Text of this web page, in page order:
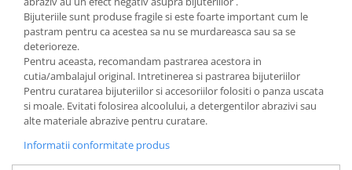
Bijuteriile sunt produse fragile si este foarte important cum le
pastram pentru ca acestea sa nu se murdareasca sau sa se
deterioreze.
Pentru aceasta, recomandam pastrarea acestora in
cutia/ambalajul original. Intretinerea si pastrarea bijuteriilor
Pentru curatarea bijuteriilor si accesoriilor folositi o panza uscata
si moale. Evitati folosirea alcoolului, a detergentilor abrazivi sau
alte materiale abrazive pentru curatare.
Informatii conformitate produs